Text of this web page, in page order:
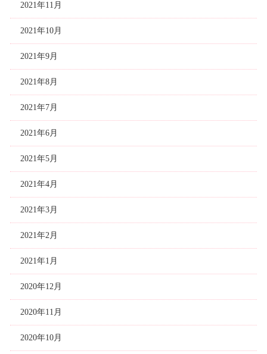
2021年11月
2021年10月
2021年9月
2021年8月
2021年7月
2021年6月
2021年5月
2021年4月
2021年3月
2021年2月
2021年1月
2020年12月
2020年11月
2020年10月